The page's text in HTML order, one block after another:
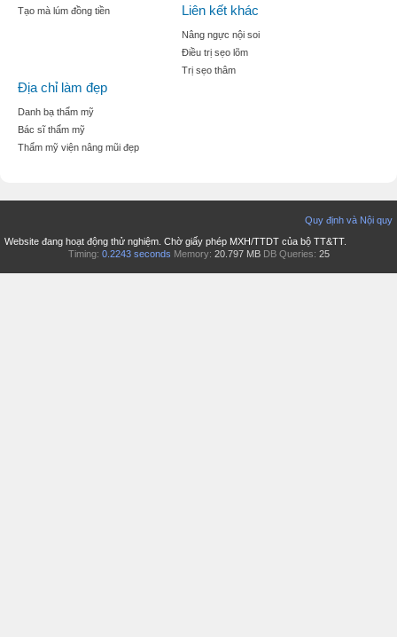
Tạo mà lúm đồng tiền
Liên kết khác
Nâng ngực nội soi
Điều trị sẹo lõm
Trị sẹo thâm
Địa chỉ làm đẹp
Danh bạ thẩm mỹ
Bác sĩ thẩm mỹ
Thẩm mỹ viện nâng mũi đẹp
Quy định và Nội quy
Website đang hoạt động thử nghiệm. Chờ giấy phép MXH/TTDT của bộ TT&TT.
Timing: 0.2243 seconds Memory: 20.797 MB DB Queries: 25